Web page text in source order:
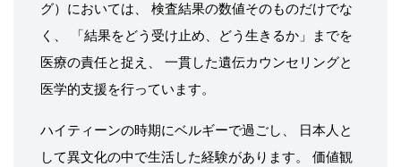
グ）においては、 検査結果の数値そのものだけでな
く、 「結果をどう受け止め、どう生きるか」までを
医療の責任と捉え、 一貫した遺伝カウンセリングと
医学的支援を行っています。
ハイティーンの時期にベルギーで過ごし、 日本人と
して異文化の中で生活した経験があります。 価値観